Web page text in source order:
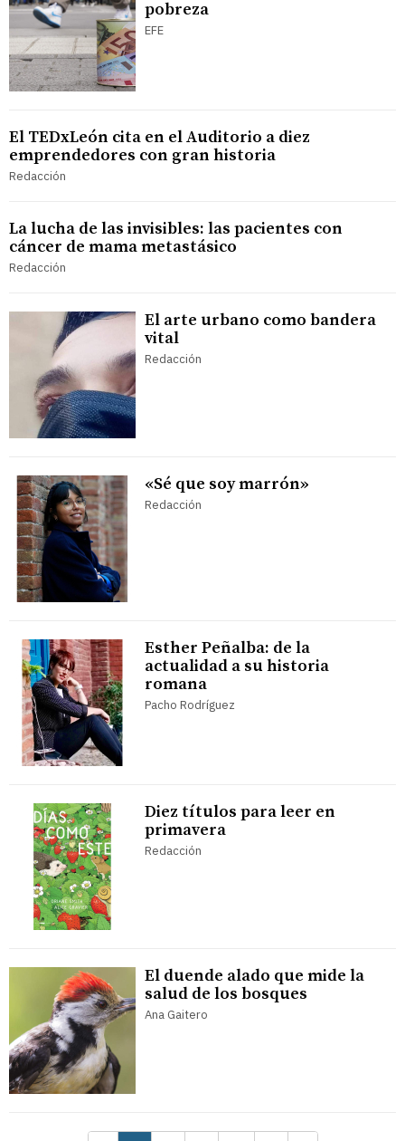
pobreza
EFE
El TEDxLeón cita en el Auditorio a diez
emprendedores con gran historia
Redacción
La lucha de las invisibles: las pacientes con
cáncer de mama metastásico
Redacción
El arte urbano como bandera
vital
Redacción
«Sé que soy marrón»
Redacción
Esther Peñalba: de la
actualidad a su historia
romana
Pacho Rodríguez
Diez títulos para leer en
primavera
Redacción
El duende alado que mide la
salud de los bosques
Ana Gaitero